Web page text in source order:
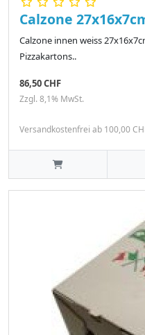
Calzone
Calzone innen weiss
Pizzakartons..
86,50 CHF
Zzgl. 8,1% MwSt.
Versandkostenfrei ab 100,00